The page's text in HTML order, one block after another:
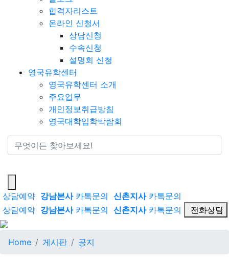
합격자리스트
온라인 신청서
상담신청
수속신청
설명회 신청
영국유학센터
영국유학센터 소개
주요업무
개인정보취급방침
영국대학입학박람회
통합검색
상담예약 강남본사카톡문의 신촌지사카톡문의
상담예약 강남본사카톡문의 신촌지사카톡문의 전화상담
Home 게시판 공지